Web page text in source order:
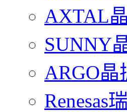
AXTAL
SUNNY
ARGO晶
Renesas